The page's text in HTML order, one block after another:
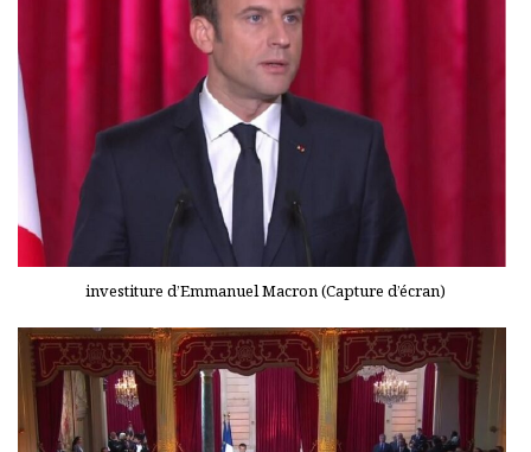
investiture d’Emmanuel Macron (Capture d’écran)